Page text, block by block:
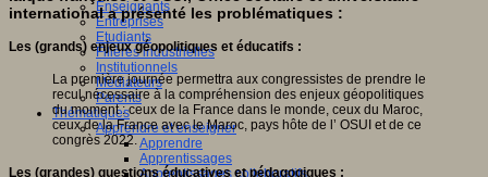
Enseignants
Entreprises
Etudiants
Filières industrielles
Institutionnels
Médiateurs
Parents
Thématiques
Apprendre et enseigner
Apprendre
Apprentissages
Apprentissages collaboratifs
international a présenté les problématiques :
Les (grands) enjeux géopolitiques et éducatifs :
La première journée permettra aux congressistes de prendre le
recul nécessaire à la compréhension des enjeux géopolitiques
du moment : ceux de la France dans le monde, ceux du Maroc,
ceux de la France avec le Maroc, pays hôte de l’ OSUI et de ce
congrès 2022.
Les (grandes) questions éducatives et pédagogiques :